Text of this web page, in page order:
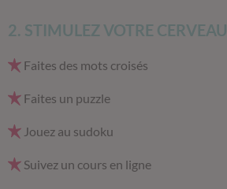
2. STIMULEZ VOTRE CERVEAU
Faites des mots croisés
Faites un puzzle
Jouez au sudoku
Suivez un cours en ligne